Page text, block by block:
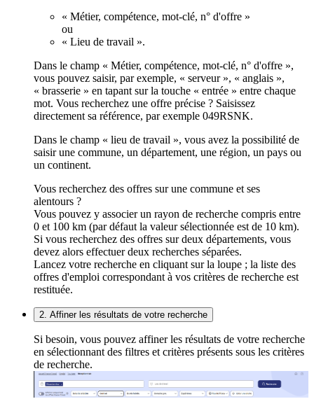
« Métier, compétence, mot-clé, n° d'offre »
ou
« Lieu de travail ».
Dans le champ « Métier, compétence, mot-clé, n° d'offre »,
vous pouvez saisir, par exemple, « serveur », « anglais »,
« brasserie » en tapant sur la touche « entrée » entre chaque
mot. Vous recherchez une offre précise ? Saisissez
directement sa référence, par exemple 049RSNK.
Dans le champ « lieu de travail », vous avez la possibilité de
saisir une commune, un département, une région, un pays ou
un continent.
Vous recherchez des offres sur une commune et ses
alentours ?
Vous pouvez y associer un rayon de recherche compris entre
0 et 100 km (par défaut la valeur sélectionnée est de 10 km).
Si vous recherchez des offres sur deux départements, vous
devez alors effectuer deux recherches séparées.
Lancez votre recherche en cliquant sur la loupe ; la liste des
offres d'emploi correspondant à vos critères de recherche est
restituée.
2. Affiner les résultats de votre recherche
Si besoin, vous pouvez affiner les résultats de votre recherche
en sélectionnant des filtres et critères présents sous les critères
de recherche.